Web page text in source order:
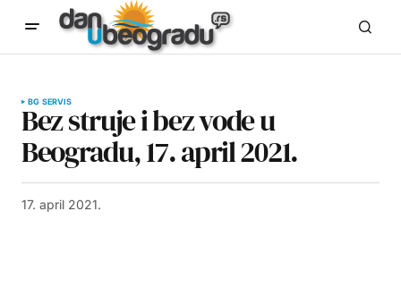
BG SERVIS
Bez struje i bez vode u
Beogradu, 17. april 2021.
17. april 2021.